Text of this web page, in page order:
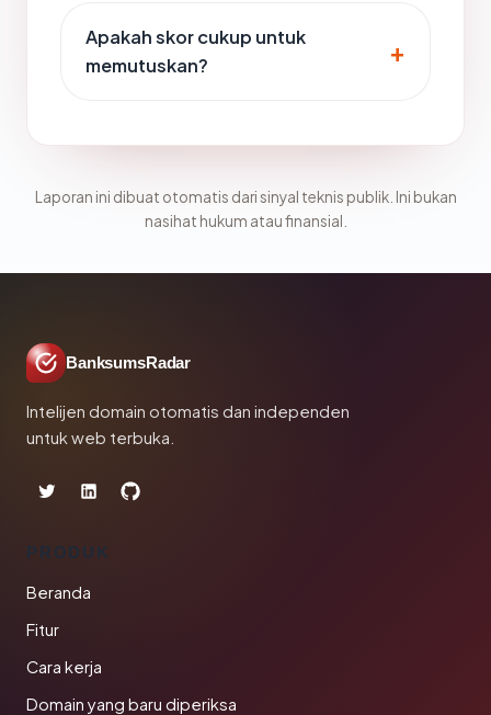
Apakah skor cukup untuk
memutuskan?
Laporan ini dibuat otomatis dari sinyal teknis publik. Ini bukan
nasihat hukum atau finansial.
BanksumsRadar
Intelijen domain otomatis dan independen
untuk web terbuka.
PRODUK
Beranda
Fitur
Cara kerja
Domain yang baru diperiksa